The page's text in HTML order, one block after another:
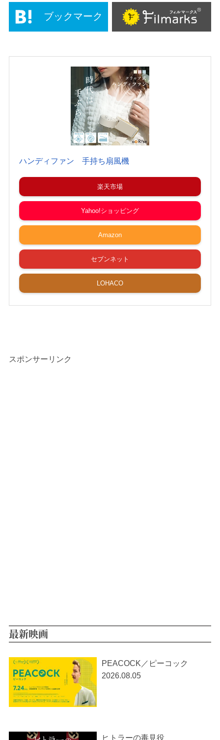
ブックマーク
ハンディファン 手持ち扇風機
楽天市場
Yahoo!ショッピング
Amazon
セブンネット
LOHACO
スポンサーリンク
最新映画
PEACOCK／ピーコック
2026.08.05
ヒトラーの毒見役